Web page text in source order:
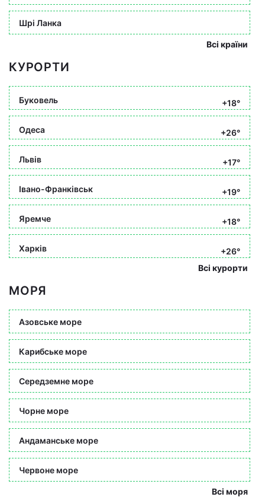
Шрі Ланка
Всі країни
КУРОРТИ
Буковель +18°
Одеса +26°
Львів +17°
Івано-Франківськ +19°
Яремче +18°
Харків
+26°
Всі курорти
МОРЯ
Азовське море
Карибське море
Середземне море
Чорне море
Андаманське море
Червоне море
Всі моря